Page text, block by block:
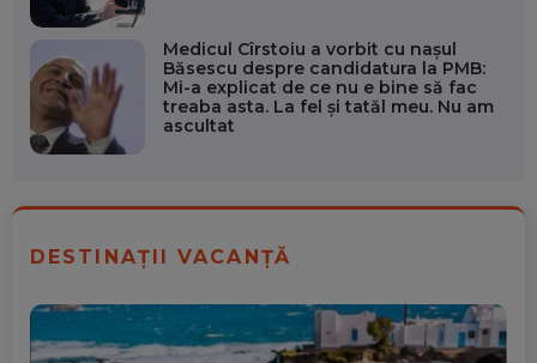
Medicul Cîrstoiu a vorbit cu nașul
Băsescu despre candidatura la PMB:
Mi-a explicat de ce nu e bine să fac
treaba asta. La fel și tatăl meu. Nu am
ascultat
DESTINAȚII VACANȚĂ